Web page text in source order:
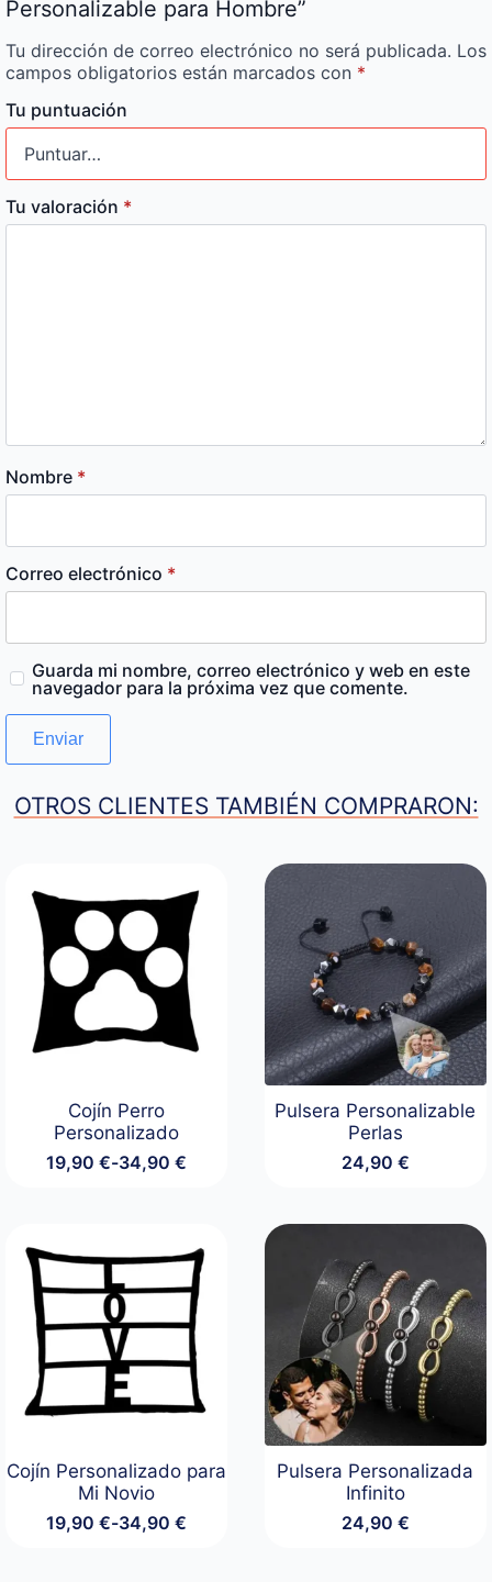
Personalizable para Hombre”
Tu dirección de correo electrónico no será publicada. Los
campos obligatorios están marcados con *
Tu puntuación
Tu valoración *
Nombre *
Correo electrónico *
Guarda mi nombre, correo electrónico y web en este
navegador para la próxima vez que comente.
OTROS CLIENTES TAMBIÉN COMPRARON:
Cojín Perro
Personalizado
19,90€-34,90€
Rango
19,90 €
34,90 €
Pulsera Personalizable
Perlas
24,90 €
Cojín Personalizado para
Mi Novio
19,90€-34,90€
Rango
Pulsera Personalizada
Infinito
24,90 €